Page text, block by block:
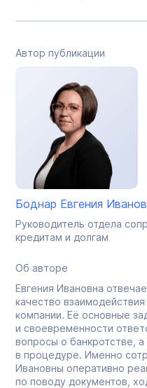
Автор публикации
Боднар Евгения
Руководитель отдела
кредитам и долгам
Об авторе
Евгения Ивановна
качество
компании. Её основные
и своевременности
вопросы о банкротстве, а
в процедуре. Именно
Ивановны оперативно
по поводу документов,